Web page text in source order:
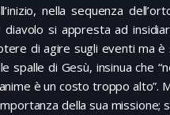
nella sequenza
si appresta ad
di agire sugli eventi ma
spalle di Gesù, insinua che
è un costo troppo
della sua